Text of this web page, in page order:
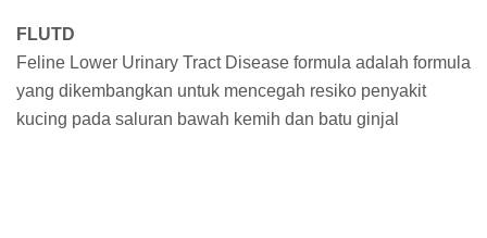
FLUTD
Feline Lower Urinary Tract Disease formula adalah formula
yang dikembangkan untuk mencegah resiko penyakit
kucing pada saluran bawah kemih dan batu ginjal